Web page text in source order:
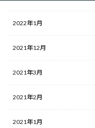
2022年1月
2021年12月
2021年3月
2021年2月
2021年1月